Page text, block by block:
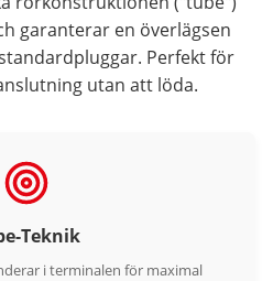
garanterar en överlägsen
Perfekt för
utan att löda.
Teknik
i terminalen för maximal